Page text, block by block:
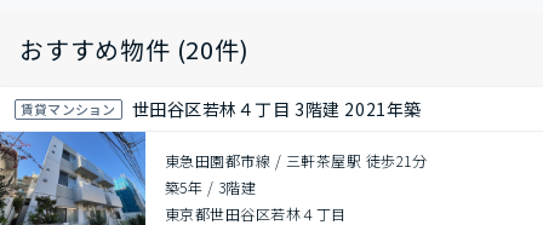
おすすめ物件 (20件)
賃貸マンション 世田谷区若林４丁目 3階建 2021年築
東急田園都市線 / 三軒茶屋駅 徒歩21分
築5年 / 3階建
東京都世田谷区若林４丁目